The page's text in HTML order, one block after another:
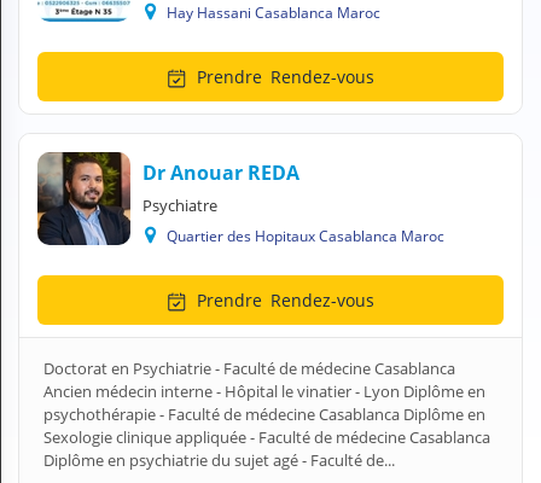
M
M
FR Français
Se connecter
Hay Hassani Casablanca Maroc
Prendre Rendez-vous
Dr Anouar REDA
Psychiatre
Quartier des Hopitaux Casablanca Maroc
Prendre Rendez-vous
Doctorat en Psychiatrie - Faculté de médecine Casablanca
Ancien médecin interne - Hôpital le vinatier - Lyon Diplôme en
psychothérapie - Faculté de médecine Casablanca Diplôme en
Sexologie clinique appliquée - Faculté de médecine Casablanca
Diplôme en psychiatrie du sujet agé - Faculté de...